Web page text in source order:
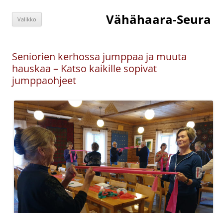
sisältöön
Vähähaara-Seura
Valikko
Seniorien kerhossa jumppaa ja muuta
hauskaa – Katso kaikille sopivat
jumppaohjeet